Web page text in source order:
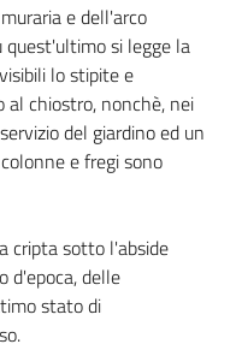
e dell'arco
quest'ultimo si legge la
lo stipite e
al chiostro, nonchè, nei
del giardino ed un
e fregi sono
cripta sotto l'abside
d'epoca, delle
stato di